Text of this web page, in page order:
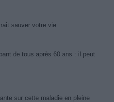
sauver votre vie
de tous après 60 ans : il peut
sur cette maladie en pleine